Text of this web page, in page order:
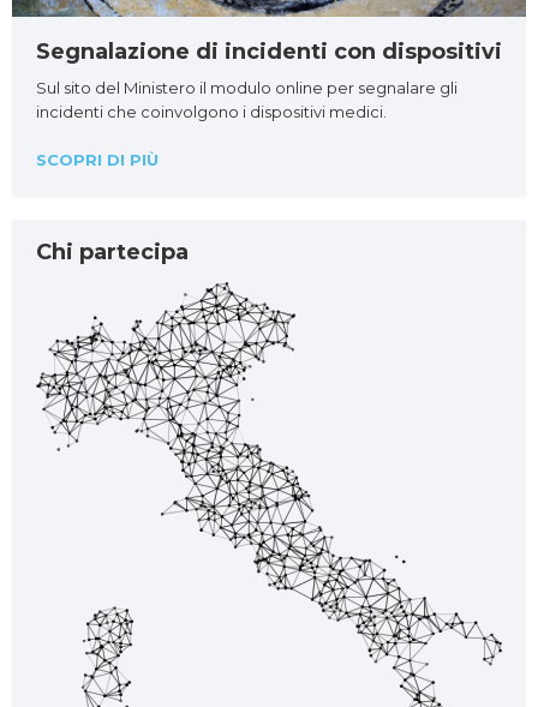
Segnalazione di incidenti con dispositivi
Sul sito del Ministero il modulo online per segnalare gli
incidenti che coinvolgono i dispositivi medici.
SCOPRI DI PIÙ
Chi partecipa